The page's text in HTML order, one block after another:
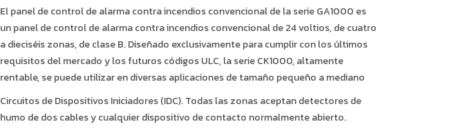
El panel de control de alarma contra incendios convencional de la serie GA1000 es
un panel de control de alarma contra incendios convencional de 24 voltios, de cuatro
a dieciséis zonas, de clase B. Diseñado exclusivamente para cumplir con los últimos
requisitos del mercado y los futuros códigos ULC, la serie CK1000, altamente
rentable, se puede utilizar en diversas aplicaciones de tamaño pequeño a mediano
Circuitos de Dispositivos Iniciadores (IDC). Todas las zonas aceptan detectores de
humo de dos cables y cualquier dispositivo de contacto normalmente abierto.